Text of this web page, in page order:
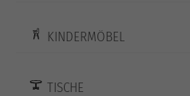
KINDERMÖBEL
TISCHE